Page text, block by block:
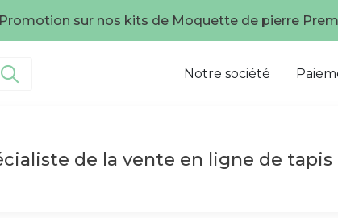
Promotion sur nos kits de Moquette de pierre
Notre société
de la vente en ligne de tapis